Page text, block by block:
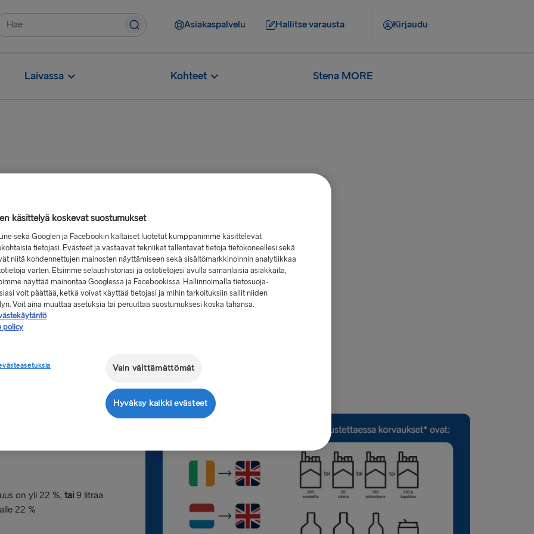
Asiakaspalvelu Hallitse varausta Kirjaudu
Laivassa Kohteet Stena MORE
ja Irlannin tasavallan tai Alankomaiden välillä.
ja lukeaksesi kauppojemme upeista tarjouksista.
kohden vaihtelee matkustussuunnastasi riippuen, kuten alla on esitetty.
korvaukset* ovat:
on yli 22 %, tai 9 litraa
22 %
käsittelyä koskevat suostumukset
sekä Googlen ja Facebookin kaltaiset luotetut kumppanimme käsittelevät
tietojasi. Evästeet ja vastaavat tekniikat tallentavat tietoja tietokoneellesi sekä
niitä kohdennettujen mainosten näyttämiseen sekä sisältömarkkinoinnin analytiikkaa
varten. Etsimme selaushistoriasi ja ostotietojesi avulla samanlaisia asiakkaita,
näyttää mainontaa Googlessa ja Facebookissa. Hallinnoimalla tietosuoja-
voit päättää, ketkä voivat käyttää tietojasi ja mihin tarkoituksiin sallit niiden
Voit aina muuttaa asetuksia tai peruuttaa suostumuksesi koska tahansa.
policy
Vain välttämättömät
Hyväksy kaikki evästeet